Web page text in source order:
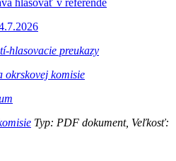
hlasovať v referende
hlasovacie preukazy
okrskovej komisie
Typ: PDF dokument, Veľkosť: